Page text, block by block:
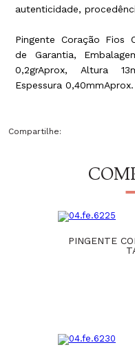
autenticidade,
Pingente Coração Fios
de Garantia,
0,2grAprox, Altura
Espessura 0,40mmAprox.
Compartilhe:
PINGENTE